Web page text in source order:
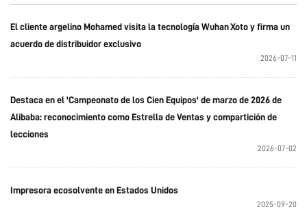
El cliente argelino Mohamed visita la tecnología Wuhan Xoto y firma un
acuerdo de distribuidor exclusivo
2026-07-11
Destaca en el 'Campeonato de los Cien Equipos' de marzo de 2026 de
Alibaba: reconocimiento como Estrella de Ventas y compartición de
lecciones
2026-07-02
Impresora ecosolvente en Estados Unidos
2025-09-20